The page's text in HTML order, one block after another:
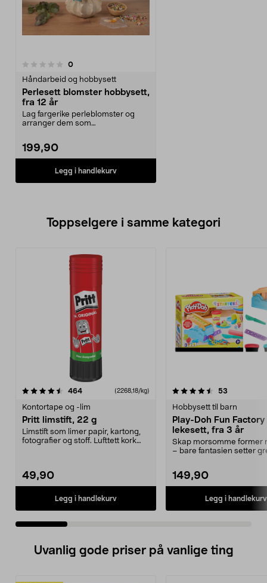
0anmeldelser
Håndarbeid og hobbysett
Perlesett blomster hobbysett,
fra 12 år
Lag fargerike perleblomster og
arranger dem som
199,90
Legg i handlekurv
Toppselgere i samme kategori
464anmeldelser(2268,18/kg)
Kontortape og -lim
Pritt limstift, 22 g
Limstift som limer papir, kartong,
fotografier og stoff. Lufttett kork
49,90
Legg i handlekurv
4.5 av 5 stjerner 53
Hobbysett til barn
Play-Doh Fun
lekesett, fra 3 år
Skap morsomme former
– bare fantasien setter
149,90
Legg i handlekurv
4.5 av 5 stjerner
Uvanlig gode priser på vanlige ting